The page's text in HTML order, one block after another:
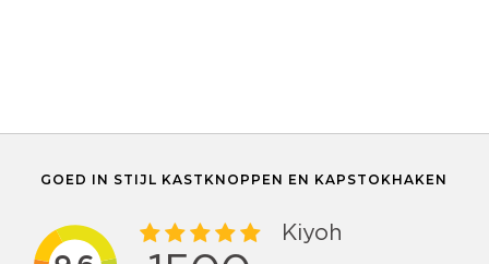
GOED IN STIJL KASTKNOPPEN EN KAPSTOKHAKEN